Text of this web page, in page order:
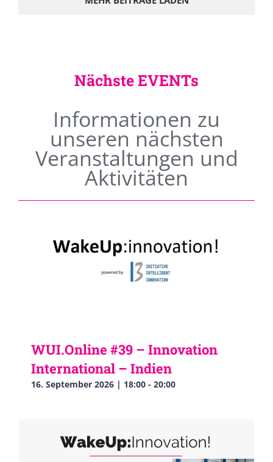
Nächste EVENTs
Informationen zu
unseren nächsten
Veranstaltungen und
Aktivitäten
WUI.Online #39 – Innovation
International – Indien
16. September 2026 | 18:00 - 20:00